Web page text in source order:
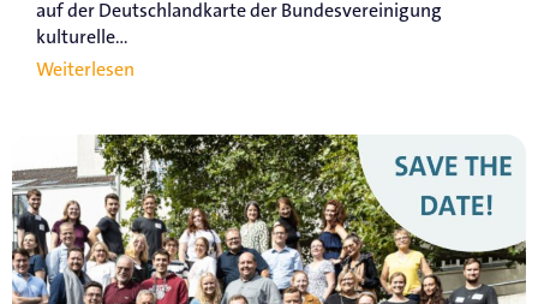
auf der Deutschlandkarte der Bundesvereinigung
kulturelle...
Weiterlesen